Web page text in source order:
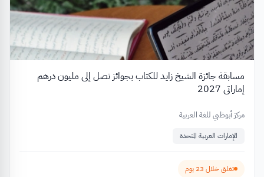
مسابقة جائزة الشيخ زايد للكتاب بجوائز تصل إلى مليون درهم
إماراتي 2027
مركز أبوظبي للغة العربية
الإمارات العربية المتحدة
تغلق خلال 23 يوم